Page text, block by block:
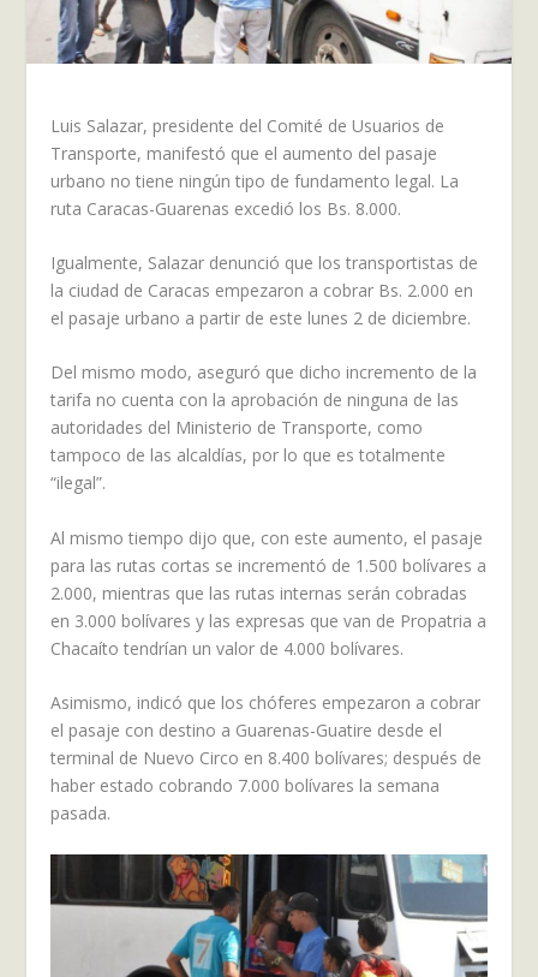
Luis Salazar, presidente del Comité de Usuarios de
Transporte, manifestó que el aumento del pasaje
urbano no tiene ningún tipo de fundamento legal. La
ruta Caracas-Guarenas excedió los Bs. 8.000.
Igualmente, Salazar denunció que los transportistas de
la ciudad de Caracas empezaron a cobrar Bs. 2.000 en
el pasaje urbano a partir de este lunes 2 de diciembre.
Del mismo modo, aseguró que dicho incremento de la
tarifa no cuenta con la aprobación de ninguna de las
autoridades del Ministerio de Transporte, como
tampoco de las alcaldías, por lo que es totalmente
“ilegal”.
Al mismo tiempo dijo que, con este aumento, el pasaje
para las rutas cortas se incrementó de 1.500 bolívares a
2.000, mientras que las rutas internas serán cobradas
en 3.000 bolívares y las expresas que van de Propatria a
Chacaíto tendrían un valor de 4.000 bolívares.
Asimismo, indicó que los chóferes empezaron a cobrar
el pasaje con destino a Guarenas-Guatire desde el
terminal de Nuevo Circo en 8.400 bolívares; después de
haber estado cobrando 7.000 bolívares la semana
pasada.